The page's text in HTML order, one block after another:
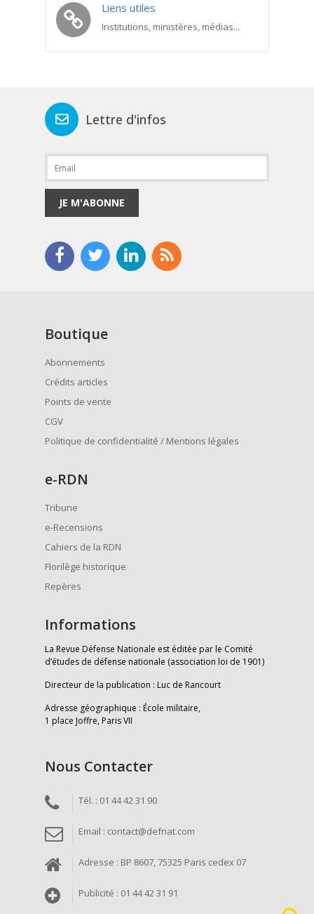
Liens utiles
Institutions, ministères, médias...
Lettre d'infos
JE M'ABONNE
Boutique
Abonnements
Crédits articles
Points de vente
CGV
Politique de confidentialité / Mentions légales
e-RDN
Tribune
e-Recensions
Cahiers de la RDN
Florilège historique
Repères
Informations
La Revue Défense Nationale est éditée par le Comité
d’études de défense nationale (association loi de 1901)
Directeur de la publication : Luc de Rancourt
Adresse géographique : École militaire,
1 place Joffre, Paris VII
Nous Contacter
Tél. : 01 44 42 31 90
Email : contact@defnat.com
Adresse : BP 8607, 75325 Paris cedex 07
Publicité : 01 44 42 31 91